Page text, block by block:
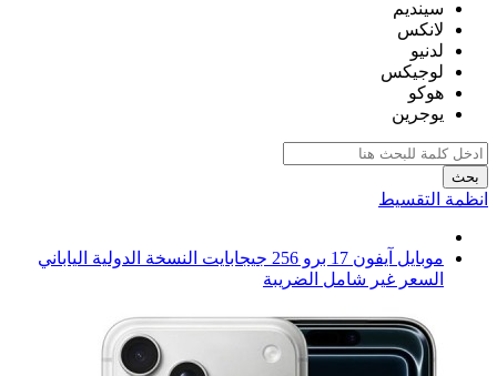
سينديم
لانكس
لدنيو
لوجيكس
هوكو
يوجرين
بحث
انظمة التقسيط
موبايل آيفون 17 برو 256 جيجابايت النسخة الدولية الياباني
السعر غير شامل الضريبة